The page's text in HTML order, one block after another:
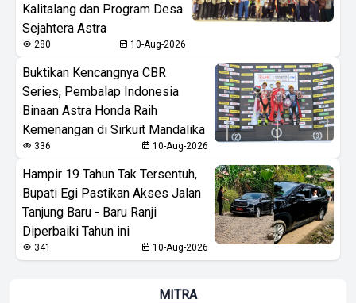
Kalitalang dan Program Desa
Sejahtera Astra
280 10-Aug-2026
Buktikan Kencangnya CBR
Series, Pembalap Indonesia
Binaan Astra Honda Raih
Kemenangan di Sirkuit Mandalika
336 10-Aug-2026
Hampir 19 Tahun Tak Tersentuh,
Bupati Egi Pastikan Akses Jalan
Tanjung Baru - Baru Ranji
Diperbaiki Tahun ini
341 10-Aug-2026
MITRA